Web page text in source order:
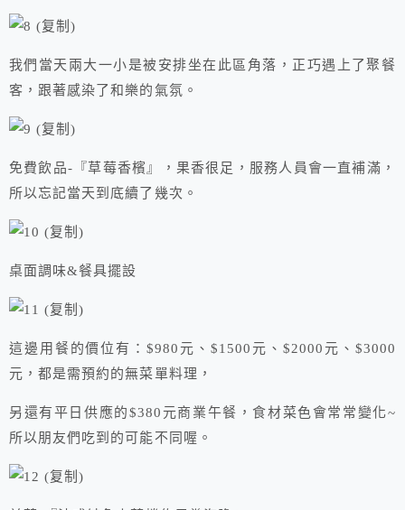
我們當天兩大一小是被安排坐在此區角落，正巧遇上了聚餐
客，跟著感染了和樂的氣氛。
免費飲品-『草莓香檳』，果香很足，服務人員會一直補滿，
所以忘記當天到底續了幾次。
桌面調味&餐具擺設
這邊用餐的價位有：$980元、$1500元、$2000元、$3000
元，都是需預約的無菜單料理，
另還有平日供應的$380元商業午餐，食材菜色會常常變化~
所以朋友們吃到的可能不同喔。